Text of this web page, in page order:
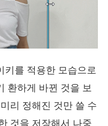
키를 적용한 모습으로
환하게 바뀐 것을 보
리 정해진 것만 쓸 수
것을 저장해서 나중